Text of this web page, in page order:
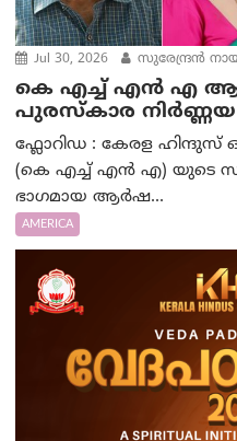
Jul 30, 2026 സുരേന്ദ്രൻ
കെ എച്ച് എൻ എ
പുരസ്‌കാര നിർണ്ണയ
ഫ്ലോറിഡ : കേരള
(കെ എച്ച് എൻ എ) യുടെ
ഭാഗമായ ആർഷ...
AMERICA